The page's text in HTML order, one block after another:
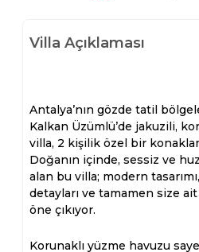
Villa Açıklaması
Antalya’nın gözde tatil
Kalkan Üzümlü’de jakuzili,
villa, 2 kişilik özel bir
Doğanın içinde, sessiz ve
alan bu villa; modern
detayları ve tamamen size
öne çıkıyor.
Korunaklı yüzme havuzu